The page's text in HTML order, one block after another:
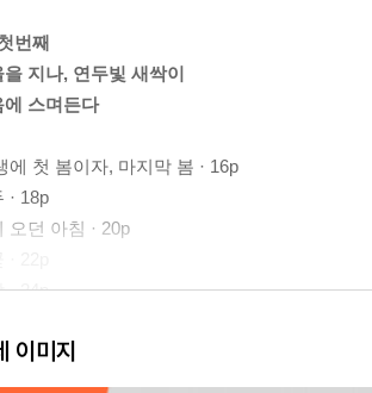
번째
을 지나, 연두빛 새싹이
에 스며든다
에 첫 봄이자, 마지막 봄 · 16p
· 18p
오던 아침 · 20p
· 24p
람 · 28p
· 29p
이미지